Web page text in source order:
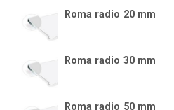
Roma radio 20 mm
Roma radio 30 mm
Roma radio 50 mm